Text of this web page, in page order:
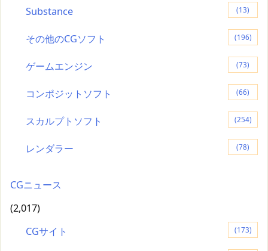
Substance (13)
その他のCGソフト (196)
ゲームエンジン (73)
コンポジットソフト (66)
スカルプトソフト (254)
レンダラー (78)
CGニュース
(2,017)
CGサイト
(173)